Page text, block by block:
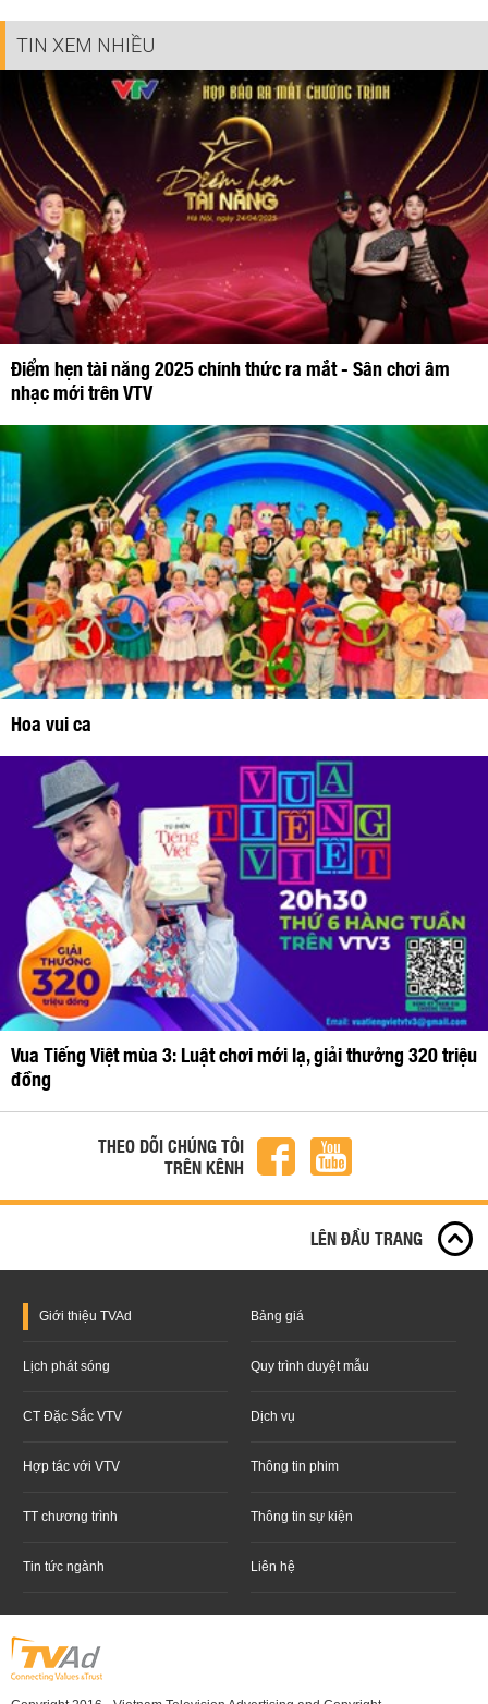
TIN XEM NHIỀU
Điểm hẹn tài năng 2025 chính thức ra mắt - Sân chơi âm
nhạc mới trên VTV
Hoa vui ca
Vua Tiếng Việt mùa 3: Luật chơi mới lạ, giải thưởng 320 triệu
đồng
THEO DÕI CHÚNG TÔI
TRÊN KÊNH
LÊN ĐẦU TRANG
Giới thiệu TVAd Bảng giá
Lịch phát sóng Quy trình duyệt mẫu
CT Đặc Sắc VTV Dịch vụ
Hợp tác với VTV Thông tin phim
TT chương trình Thông tin sự kiện
Tin tức ngành Liên hệ